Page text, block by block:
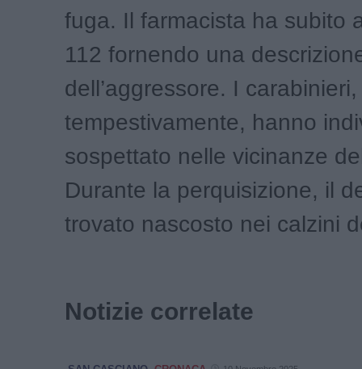
fuga. Il farmacista ha subito
112 fornendo una
dell’aggressore. I
tempestivamente, hanno
sospettato nelle vicinanze
Durante la perquisizione, il
trovato nascosto nei calzini
Notizie correlate